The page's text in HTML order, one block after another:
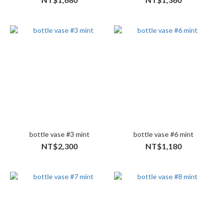
bottle vase #3 mint
NT$2,300
bottle vase #6 mint
NT$1,180